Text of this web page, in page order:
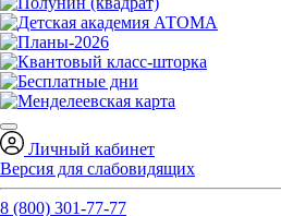
Личный кабинет
Версия для слабовидящих
8 (800) 301-77-77